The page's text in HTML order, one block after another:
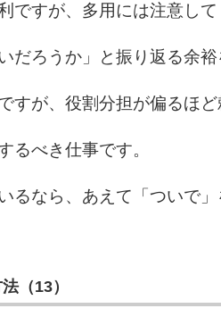
ですが、多用には注意して
だろうか」と振り返る余裕
すが、役割分担が偏るほど
るべき仕事です。
るなら、あえて「ついで
（13）